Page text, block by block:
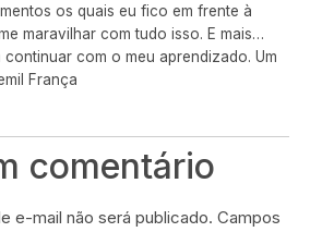
os quais eu fico em frente à
maravilhar com tudo isso. E mais…
com o meu aprendizado. Um
França
comentário
e-mail não será publicado. Campos